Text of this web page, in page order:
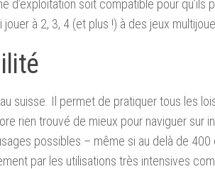
d’exploitation soit compatible pour qu’ils
jouer à 2, 3, 4 (et plus !) à des jeux
suisse. Il permet de pratiquer tous les
rien trouvé de mieux pour naviguer sur
possibles – même si au delà de 400
par les utilisations très intensives